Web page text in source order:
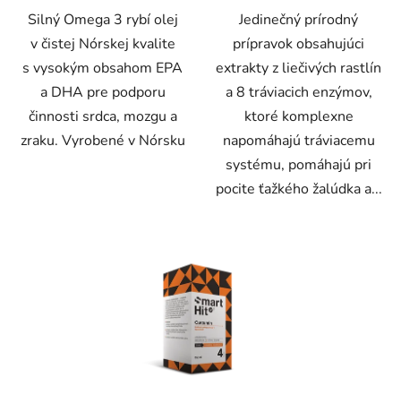
Silný Omega 3 rybí olej
v čistej Nórskej kvalite
s vysokým obsahom EPA
a DHA pre podporu
činnosti srdca, mozgu a
zraku. Vyrobené v Nórsku
Jedinečný prírodný
prípravok obsahujúci
extrakty z liečivých rastlín
a 8 tráviacich enzýmov,
ktoré komplexne
napomáhajú tráviacemu
systému, pomáhajú pri
pocite ťažkého žalúdka a...